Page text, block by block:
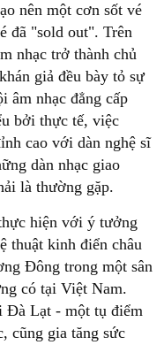
nên một cơn sốt vé
đã "sold out". Trên
nhạc trở thành chủ
giả đều bày tỏ sự
âm nhạc đẳng cấp
bởi thực tế, việc
cao với dàn nghệ sĩ
dàn nhạc giao
là thường gặp.
hiện với ý tưởng
thuật kinh điển châu
Đông trong một sân
có tại Việt Nam.
Đà Lạt - một tụ điểm
cũng gia tăng sức